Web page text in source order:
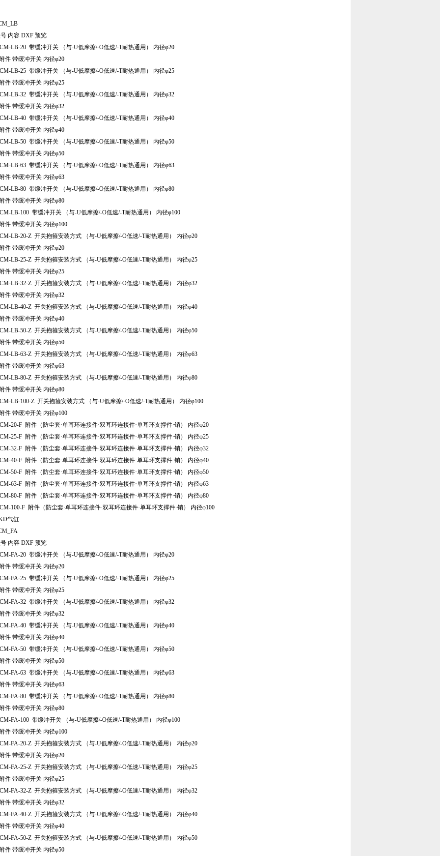
内容 DXF 预览
LB-20 带缓冲开关 （与-U低摩擦/-O低速/-T耐热通用） 内径φ20
件 带缓冲开关 内径φ20
LB-25 带缓冲开关 （与-U低摩擦/-O低速/-T耐热通用） 内径φ25
件 带缓冲开关 内径φ25
LB-32 带缓冲开关 （与-U低摩擦/-O低速/-T耐热通用） 内径φ32
件 带缓冲开关 内径φ32
LB-40 带缓冲开关 （与-U低摩擦/-O低速/-T耐热通用） 内径φ40
件 带缓冲开关 内径φ40
LB-50 带缓冲开关 （与-U低摩擦/-O低速/-T耐热通用） 内径φ50
件 带缓冲开关 内径φ50
LB-63 带缓冲开关 （与-U低摩擦/-O低速/-T耐热通用） 内径φ63
件 带缓冲开关 内径φ63
LB-80 带缓冲开关 （与-U低摩擦/-O低速/-T耐热通用） 内径φ80
件 带缓冲开关 内径φ80
LB-100 带缓冲开关 （与-U低摩擦/-O低速/-T耐热通用） 内径φ100
件 带缓冲开关 内径φ100
LB-20-Z 开关抱箍安装方式 （与-U低摩擦/-O低速/-T耐热通用） 内径φ20
件 带缓冲开关 内径φ20
LB-25-Z 开关抱箍安装方式 （与-U低摩擦/-O低速/-T耐热通用） 内径φ25
件 带缓冲开关 内径φ25
LB-32-Z 开关抱箍安装方式 （与-U低摩擦/-O低速/-T耐热通用） 内径φ32
件 带缓冲开关 内径φ32
LB-40-Z 开关抱箍安装方式 （与-U低摩擦/-O低速/-T耐热通用） 内径φ40
件 带缓冲开关 内径φ40
LB-50-Z 开关抱箍安装方式 （与-U低摩擦/-O低速/-T耐热通用） 内径φ50
件 带缓冲开关 内径φ50
LB-63-Z 开关抱箍安装方式 （与-U低摩擦/-O低速/-T耐热通用） 内径φ63
件 带缓冲开关 内径φ63
LB-80-Z 开关抱箍安装方式 （与-U低摩擦/-O低速/-T耐热通用） 内径φ80
件 带缓冲开关 内径φ80
LB-100-Z 开关抱箍安装方式 （与-U低摩擦/-O低速/-T耐热通用） 内径φ100
件 带缓冲开关 内径φ100
20-F 附件（防尘套·单耳环连接件·双耳环连接件·单耳环支撑件·销） 内径φ20
25-F 附件（防尘套·单耳环连接件·双耳环连接件·单耳环支撑件·销） 内径φ25
32-F 附件（防尘套·单耳环连接件·双耳环连接件·单耳环支撑件·销） 内径φ32
40-F 附件（防尘套·单耳环连接件·双耳环连接件·单耳环支撑件·销） 内径φ40
50-F 附件（防尘套·单耳环连接件·双耳环连接件·单耳环支撑件·销） 内径φ50
63-F 附件（防尘套·单耳环连接件·双耳环连接件·单耳环支撑件·销） 内径φ63
80-F 附件（防尘套·单耳环连接件·双耳环连接件·单耳环支撑件·销） 内径φ80
100-F 附件（防尘套·单耳环连接件·双耳环连接件·单耳环支撑件·销） 内径φ100
气缸
内容 DXF 预览
FA-20 带缓冲开关 （与-U低摩擦/-O低速/-T耐热通用） 内径φ20
件 带缓冲开关 内径φ20
FA-25 带缓冲开关 （与-U低摩擦/-O低速/-T耐热通用） 内径φ25
件 带缓冲开关 内径φ25
FA-32 带缓冲开关 （与-U低摩擦/-O低速/-T耐热通用） 内径φ32
件 带缓冲开关 内径φ32
FA-40 带缓冲开关 （与-U低摩擦/-O低速/-T耐热通用） 内径φ40
件 带缓冲开关 内径φ40
FA-50 带缓冲开关 （与-U低摩擦/-O低速/-T耐热通用） 内径φ50
件 带缓冲开关 内径φ50
FA-63 带缓冲开关 （与-U低摩擦/-O低速/-T耐热通用） 内径φ63
件 带缓冲开关 内径φ63
FA-80 带缓冲开关 （与-U低摩擦/-O低速/-T耐热通用） 内径φ80
件 带缓冲开关 内径φ80
FA-100 带缓冲开关 （与-U低摩擦/-O低速/-T耐热通用） 内径φ100
件 带缓冲开关 内径φ100
FA-20-Z 开关抱箍安装方式 （与-U低摩擦/-O低速/-T耐热通用） 内径φ20
件 带缓冲开关 内径φ20
FA-25-Z 开关抱箍安装方式 （与-U低摩擦/-O低速/-T耐热通用） 内径φ25
件 带缓冲开关 内径φ25
FA-32-Z 开关抱箍安装方式 （与-U低摩擦/-O低速/-T耐热通用） 内径φ32
件 带缓冲开关 内径φ32
FA-40-Z 开关抱箍安装方式 （与-U低摩擦/-O低速/-T耐热通用） 内径φ40
件 带缓冲开关 内径φ40
FA-50-Z 开关抱箍安装方式 （与-U低摩擦/-O低速/-T耐热通用） 内径φ50
件 带缓冲开关 内径φ50